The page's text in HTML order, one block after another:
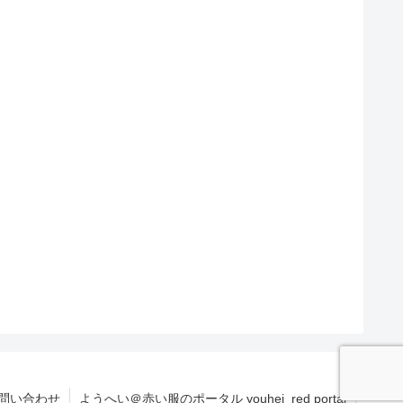
い合わせ ようへい＠赤い服のポータル youhei_red portal